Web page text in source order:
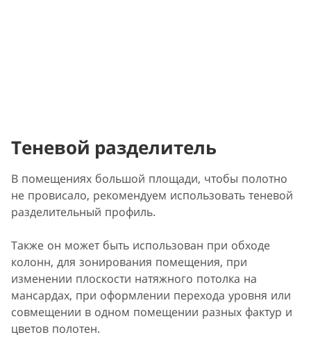
Теневой разделитель
В помещениях большой площади, чтобы полотно
не провисало, рекомендуем использовать теневой
разделительный профиль.
Также он может быть использован при обходе
колонн, для зонирования помещения, при
изменении плоскости натяжного потолка на
мансардах, при оформлении перехода уровня или
совмещении в одном помещении разных фактур и
цветов полотен.